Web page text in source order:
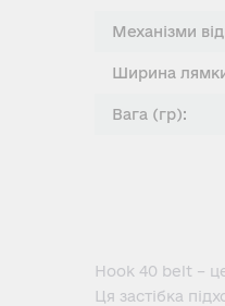
Механізми
Ширина
Вага (гр):
Hook 40 belt –
Ця застібка